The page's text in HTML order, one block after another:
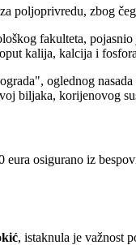
poljoprivredu, zbog
fakulteta,
kalija, kalcija i
oglednog
biljaka, korijenovog
osigurano iz
, istaknula je važnost